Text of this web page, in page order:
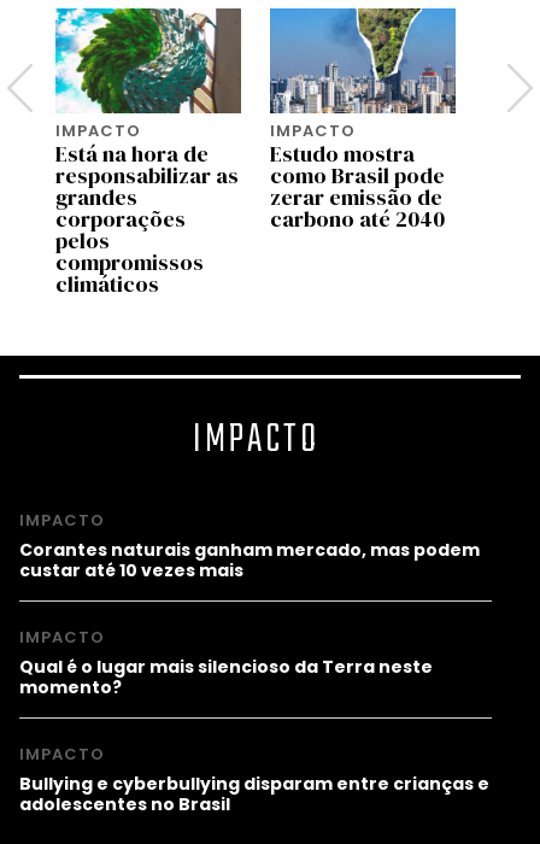
IMPACTO
Está na hora de
responsabilizar as
grandes
corporações
pelos
compromissos
climáticos
IMPACTO
Estudo mostra
como Brasil pode
zerar emissão de
carbono até 2040
IMPACTO
IMPACTO
Corantes naturais ganham mercado, mas podem
custar até 10 vezes mais
IMPACTO
Qual é o lugar mais silencioso da Terra neste
momento?
IMPACTO
Bullying e cyberbullying disparam entre crianças e
adolescentes no Brasil